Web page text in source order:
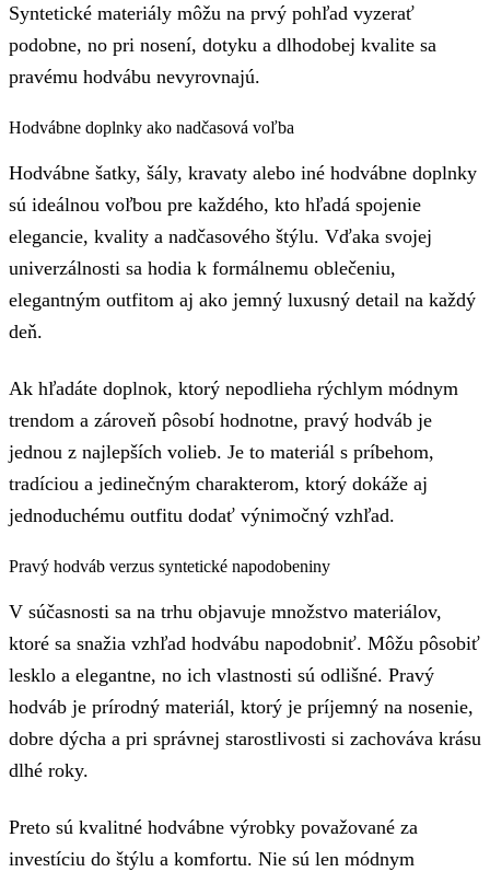
Syntetické materiály môžu na prvý pohľad vyzerať
podobne, no pri nosení, dotyku a dlhodobej kvalite sa
pravému hodvábu nevyrovnajú.
Hodvábne doplnky ako nadčasová voľba
Hodvábne šatky, šály, kravaty alebo iné hodvábne doplnky
sú ideálnou voľbou pre každého, kto hľadá spojenie
elegancie, kvality a nadčasového štýlu. Vďaka svojej
univerzálnosti sa hodia k formálnemu oblečeniu,
elegantným outfitom aj ako jemný luxusný detail na každý
deň.
Ak hľadáte doplnok, ktorý nepodlieha rýchlym módnym
trendom a zároveň pôsobí hodnotne, pravý hodváb je
jednou z najlepších volieb. Je to materiál s príbehom,
tradíciou a jedinečným charakterom, ktorý dokáže aj
jednoduchému outfitu dodať výnimočný vzhľad.
Pravý hodváb verzus syntetické napodobeniny
V súčasnosti sa na trhu objavuje množstvo materiálov,
ktoré sa snažia vzhľad hodvábu napodobniť. Môžu pôsobiť
lesklo a elegantne, no ich vlastnosti sú odlišné. Pravý
hodváb je prírodný materiál, ktorý je príjemný na nosenie,
dobre dýcha a pri správnej starostlivosti si zachováva krásu
dlhé roky.
Preto sú kvalitné hodvábne výrobky považované za
investíciu do štýlu a komfortu. Nie sú len módnym